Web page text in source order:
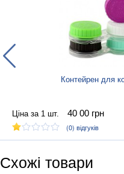
Краї лінзи Clear 38
максимальний комфорт
дня. Лінзи Clear 38 з
збільшує надходження
Розрахована на
безперервно.
Контейрен для
Ціна за 1 шт. 40 00 грн
(0) відгуків
Схожі товари